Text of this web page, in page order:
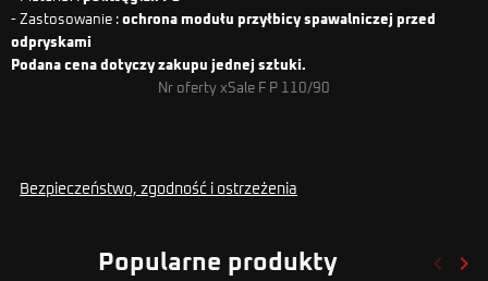
- Zastosowanie : ochrona modułu przyłbicy spawalniczej przed
odpryskami
Podana cena dotyczy zakupu jednej sztuki.
Nr oferty xSale F P 110/90
Bezpieczeństwo, zgodność i ostrzeżenia
Popularne produkty keyboard_arrow_left keyboard_arrow_right